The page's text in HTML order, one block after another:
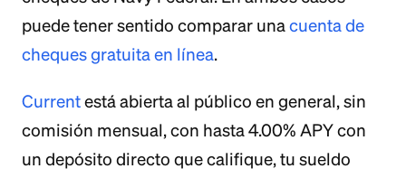
puede tener sentido comparar unacuenta de
cheques gratuita en línea.
Currentestá abierta al público en general, sin
comisión mensual, con hasta 4.00% APY con
un depósito directo que califique, tu sueldo